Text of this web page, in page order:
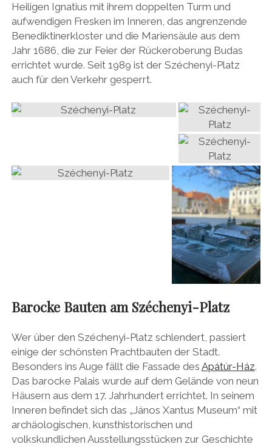
Heiligen Ignatius mit ihrem doppelten Turm und
aufwendigen Fresken im Inneren, das angrenzende
Benediktinerkloster und die Mariensäule aus dem
Jahr 1686, die zur Feier der Rückeroberung Budas
errichtet wurde. Seit 1989 ist der Széchenyi-Platz
auch für den Verkehr gesperrt.
Barocke Bauten am Széchenyi-Platz
Wer über den Széchenyi-Platz schlendert, passiert
einige der schönsten Prachtbauten der Stadt.
Besonders ins Auge fällt die Fassade des Apátúr-Ház.
Das barocke Palais wurde auf dem Gelände von neun
Häusern aus dem 17. Jahrhundert errichtet. In seinem
Inneren befindet sich das „János Xantus Museum“ mit
archäologischen, kunsthistorischen und
volkskundlichen Ausstellungsstücken zur Geschichte